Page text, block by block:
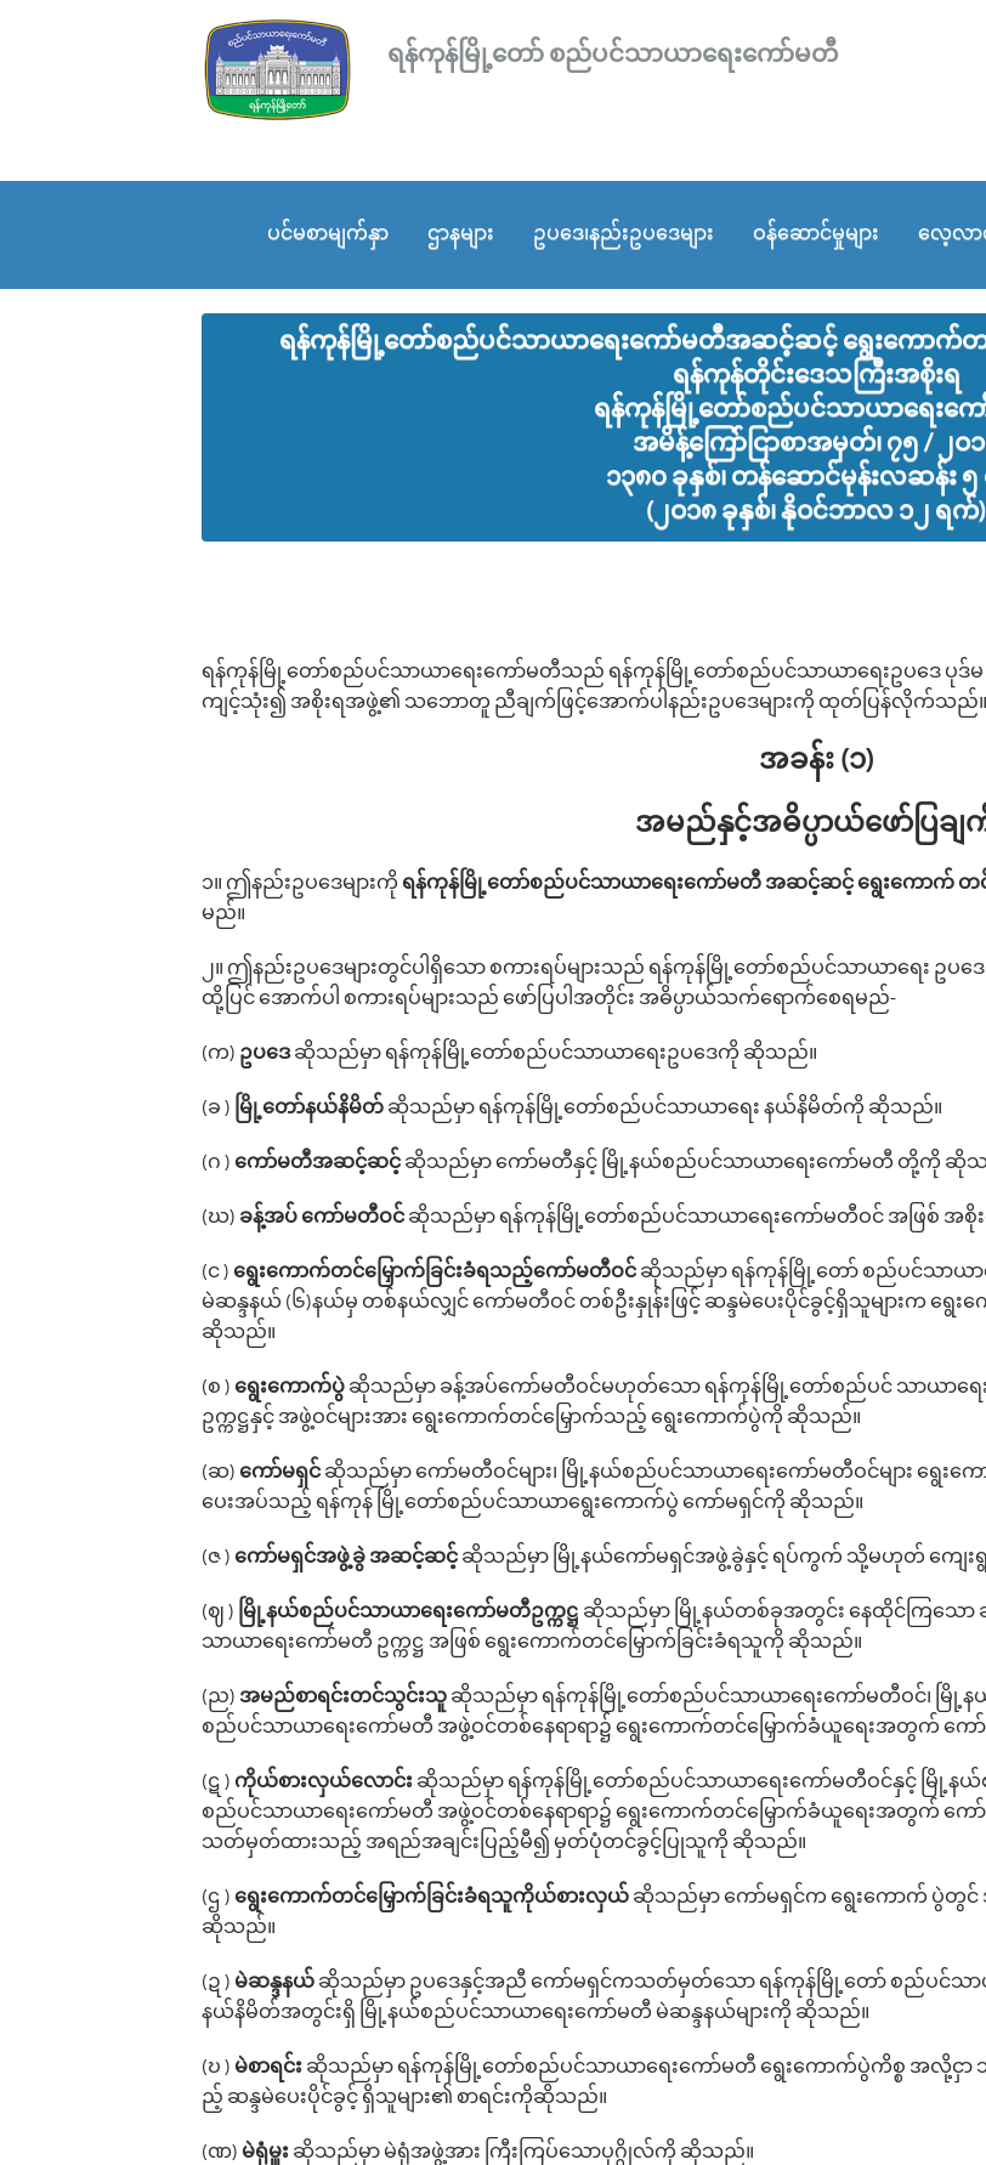
ရန်ကုန်မြို့တော် စည်ပင်သာယာရေးကော်မတီ
ပင်မစာမျက်နှာ ဌာနများ ဥပဒေ၊နည်းဥပဒေများ ဝန်ဆောင်မှုများ လေ့လာ
ရန်ကုန်မြို့‌တော်စည်ပင်သာယာ‌ရေးကော်မတီအဆင့်ဆင့် ရွေး‌ကောက်တင်မ
ရန်ကုန်တိုင်း‌ဒေသကြီးအစိုးရ
ရန်ကုန်မြို့‌တော်စည်ပင်သာယာ‌ရေး‌က
အမိန့်‌ကြော်ငြာစာအမှတ်၊ ၇၅ / ၂ဝ
၁၃၈၀ ခုနှစ်၊ တန်ဆောင်မုန်းလဆန်း
(၂ဝ၁၈ ခုနှစ်၊ နိုဝင်ဘာလ ၁၂ ရက်)
ရန်ကုန်မြို့‌တော်စည်ပင်သာယာ‌ရေး‌ကော်မတီသည် ရန်ကုန်မြို့‌တော်စည်ပင်သာယာ‌ရေးဥပဒေ ပုဒ်မ
ကျင့်သုံး၍ အစိုးရအဖွဲ့၏ သဘောတူ ညီချက်ဖြင့်‌အောက်ပါနည်းဥပ‌ဒေများကို ထုတ်ပြန်လိုက်သည်။
အခန်း (၁)
အမည်နှင့်အဓိပ္ပာယ်‌ဖော်ပြချ
၁။ ဤနည်းဥပ‌ဒေများကို ရန်ကုန်မြို့‌တော်စည်ပင်သာယာ‌ရေး‌ကော်မတီ အဆင့်ဆင့် ရွေးကောက် တင်
မည်။
၂။ ဤနည်းဥပ‌ဒေများတွင်ပါရှိ‌သော စကားရပ်များသည် ရန်ကုန်မြို့‌တော်စည်ပင်သာယာ‌ရေး
ထို့ပြင် ‌အောက်ပါ စကားရပ်များသည် ဖော်ပြပါအတိုင်း အဓိပ္ပာယ်သက်‌ရောက်‌စေရမည်-
(က) ဥပ‌ဒေဆိုသည်မှာ ရန်ကုန်မြို့တော်စည်ပင်သာယာရေးဥပဒေကို ဆိုသည်။
(ခ ) မြို့‌တော်နယ်နိမိတ် ဆိုသည်မှာ ရန်ကုန်မြို့‌တော်စည်ပင်သာယာ‌ရေး နယ်နိမိတ်ကို ဆိုသည်။
(ဂ ) ‌ကော်မတီအဆင့်ဆင့် ဆိုသည်မှာ ‌ကော်မတီနှင့် မြို့နယ်စည်ပင်သာယာ‌ရေး‌ကော်မတီ တို့ကို ဆို
(ဃ) ခန့်အပ် ‌ကော်မတီဝင် ဆိုသည်မှာ ရန်ကုန်မြို့‌တော်စည်ပင်သာယာ‌ရေးကော်မတီဝင် အဖြစ် အ
(င ) ‌ရွေး‌ကောက်တင်‌မြှောက်ခြင်းခံရသည့်ကော်မတီဝင် ဆိုသည်မှာ ရန်ကုန်မြို့‌တော် စည်ပင်သာယ
မဲဆန္ဒနယ် (၆)နယ်မှ တစ်နယ်လျှင် ကော်မတီဝင် တစ်ဦးနှုန်းဖြင့် ဆန္ဒမဲ‌ပေးပိုင်ခွင့်ရှိသူများက‌ ရွေ
ဆိုသည်။
(စ ) ‌ရွေး‌ကောက်ပွဲ ဆိုသည်မှာ ခန့်အပ်‌ကော်မတီဝင်မဟုတ်‌သော ရန်ကုန်မြို့‌တော်စည်ပင် သာယာ‌ရေး‌
ဥက္ကဋ္ဌနှင့် အဖွဲ့ဝင်များအား ရွေးကောက်တင်‌မြှောက်သည့် ‌ရွေး‌ကောက်ပွဲကို ဆိုသည်။
(ဆ) ကော်မရှင် ဆိုသည်မှာ ကော်မတီဝင်များ၊ မြို့နယ်စည်ပင်သာယာ​ရေးကော်မတီဝင်များ ရွေး
ပေးအပ်သည့် ရန်ကုန် မြို့တော်စည်ပင်သာယာရွေးကောက်ပွဲ ကော်မရှင်ကို ဆိုသည်။
(ဇ ) ‌ကော်မရှင်အဖွဲ့ခွဲ အဆင့်ဆင့် ဆိုသည်မှာ မြို့နယ်‌ကော်မရှင်အဖွဲ့ခွဲနှင့် ရပ်ကွက် သို့မဟုတ် ကျေ
(ဈ ) မြို့နယ်စည်ပင်သာယာ‌ရေး‌ကော်မတီဥက္ကဋ္ဌ ဆိုသည်မှာ မြို့နယ်တစ်ခုအတွင်း‌ နေထိုင်ကြ‌သော ဆ
သာယာ‌ရေး‌ကော်မတီ ဥက္ကဋ္ဌ အဖြစ် ‌ရွေး‌ကောက်တင်‌မြှောက်ခြင်းခံရသူကို ဆိုသည်။
(ည) အမည်စာရင်းတင်သွင်းသူ ဆိုသည်မှာ ရန်ကုန်မြို့‌တော်စည်ပင်သာယာ‌ရေးကော်မတီဝင်၊ မြို့န
စည်ပင်သာယာရေးကော်မတီ အဖွဲ့ဝင်တစ်နေရာရာ၌ ‌ရွေး‌ကောက်တင်မြှောက်ခံယူ‌ရေးအတွက် ‌ကေ
(ဋ ) ကိုယ်စားလှယ်လောင်း ဆိုသည်မှာ ရန်ကုန်မြို့‌တော်စည်ပင်သာယာ‌ရေး‌ကော်မတီဝင်နှင့် မြို့နယ်စ
စည်ပင်သာယာရေးကော်မတီ အဖွဲ့ဝင်တစ်‌နေရာရာ၌ ‌ရွေး‌ကောက်တင်‌မြှောက်ခံယူ‌ရေးအတွက် ‌ကေ
သတ်မှတ်ထားသည့် အရည်အချင်းပြည့်မီ၍ မှတ်ပုံတင်ခွင့်ပြုသူကို ဆိုသည်။
(ဌ ) ‌ရွေး‌ကောက်တင်‌မြှောက်ခြင်းခံရသူကိုယ်စားလှယ် ဆိုသည်မှာ ‌ကော်မရှင်က ရွေးကောက် ပွဲတွ
ဆိုသည်။
(ဍ ) မဲဆန္ဒနယ် ဆိုသည်မှာ ဥပဒေနှင့်အညီ ကော်မရှင်ကသတ်မှတ်သော ရန်ကုန်မြို့တော် စည်ပင်သာယ
နယ်နိမိတ်အတွင်းရှိ မြို့နယ်စည်ပင်သာယာရေးကော်မတီ မဲဆန္ဒနယ်များကို ဆိုသည်။
(ဎ ) မဲစာရင်း ဆိုသည်မှာ ‌ရန်ကုန်မြို့တော်စည်ပင်သာယာရေးကော်မတီ ရွေး‌ကောက်ပွဲကိစ္စ အလို့ငှာ
ည့် ဆန္ဒမဲပေးပိုင်ခွင့် ရှိသူများ၏ စာရင်းကိုဆိုသည်။
(ဏ) မဲရုံမှူး ဆိုသည်မှာ မဲရုံအဖွဲ့အား ကြီးကြပ်‌သောပုဂ္ဂိုလ်ကို ဆိုသည်။